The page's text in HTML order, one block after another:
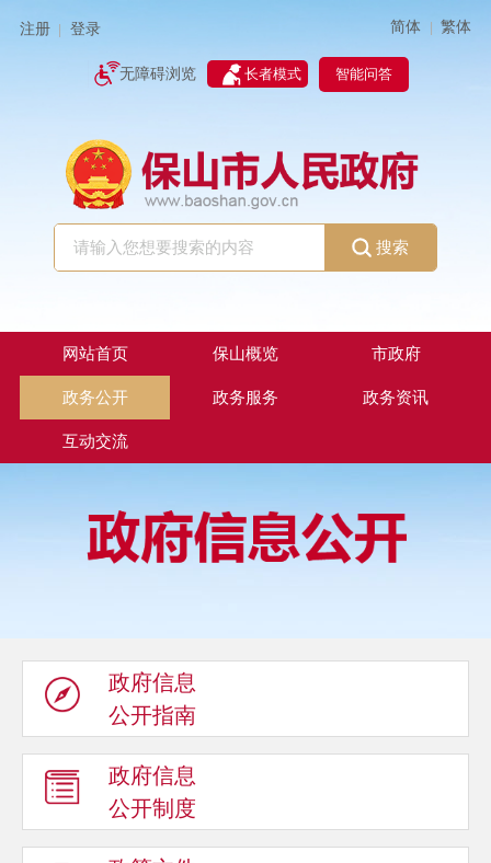
注册 登录 简体 | 繁体
无障碍浏览 长者模式 智能问答
搜索
网站首页 保山概览 市政府
政务公开 政务服务 政务资讯
互动交流
政府信息
公开指南
政府信息
公开制度